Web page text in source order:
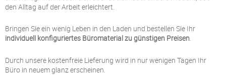
den Alltag auf der Arbeit erleichtert.
Bringen Sie ein wenig Leben in den Laden und bestellen Sie Ihr
individuell konfiguriertes Büromaterial zu günstigen Preisen
Durch unsere kostenfreie Lieferung wird in nur wenigen Tagen Ihr
Büro in neuem glanz erscheinen.